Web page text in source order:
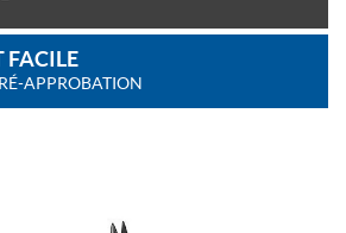
FACILE
APPROBATION